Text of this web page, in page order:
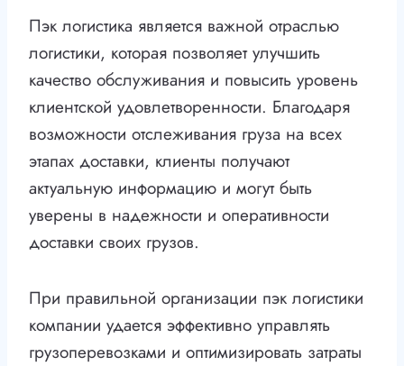
Пэк логистика является важной отраслью
логистики, которая позволяет улучшить
качество обслуживания и повысить уровень
клиентской удовлетворенности. Благодаря
возможности отслеживания груза на всех
этапах доставки, клиенты получают
актуальную информацию и могут быть
уверены в надежности и оперативности
доставки своих грузов.
При правильной организации пэк логистики
компании удается эффективно управлять
грузоперевозками и оптимизировать затраты